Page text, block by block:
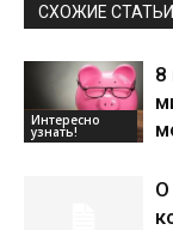
СХОЖИЕ СТАТЬИ
Интересно
узнать!
8
О